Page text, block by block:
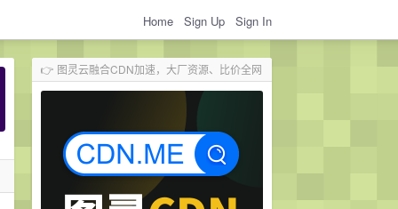
Home Sign Up Sign In
👉 图灵云融合CDN加速，大厂资源、比价全网